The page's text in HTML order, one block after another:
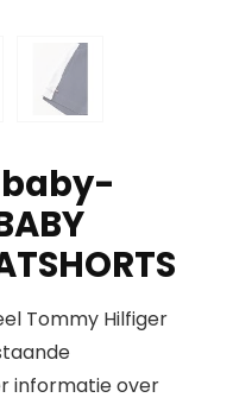
Tommy Hilfiger
informatie over